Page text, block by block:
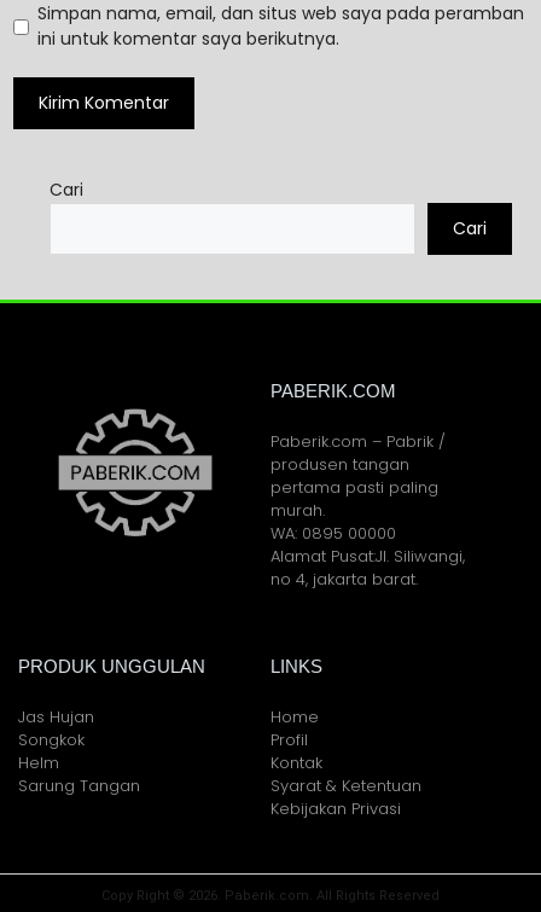
Simpan nama, email, dan situs web saya pada peramban
ini untuk komentar saya berikutnya.
Cari
Cari
PABERIK.COM
Paberik.com – Pabrik /
produsen tangan
pertama pasti paling
murah.
WA: 0895 00000
Alamat Pusat:Jl. Siliwangi,
no 4, jakarta barat.
PRODUK UNGGULAN
Jas Hujan
Songkok
Helm
Sarung Tangan
LINKS
Home
Profil
Kontak
Syarat & Ketentuan
Kebijakan Privasi
Copy Right © 2026. Paberik.com. All Rights Reserved